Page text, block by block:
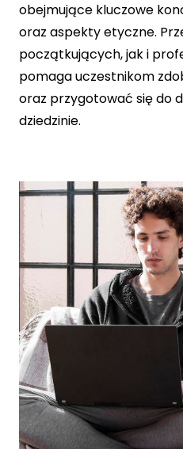
obejmujące kluczowe
oraz aspekty etyczne.
początkujących, jak i
pomaga uczestnikom
oraz przygotować się do
dziedzinie.